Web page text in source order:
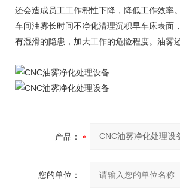
还会造成员工工作积性下降，降低工作效率。
车间油雾长时间不净化清理沉积早车床表面
有湿滑的隐患，加大工作的危险程度。油雾
产品：
您的单位：